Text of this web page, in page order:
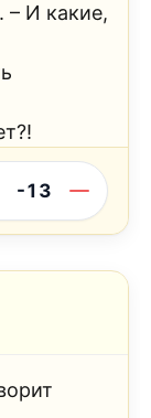
– И какие,
-13